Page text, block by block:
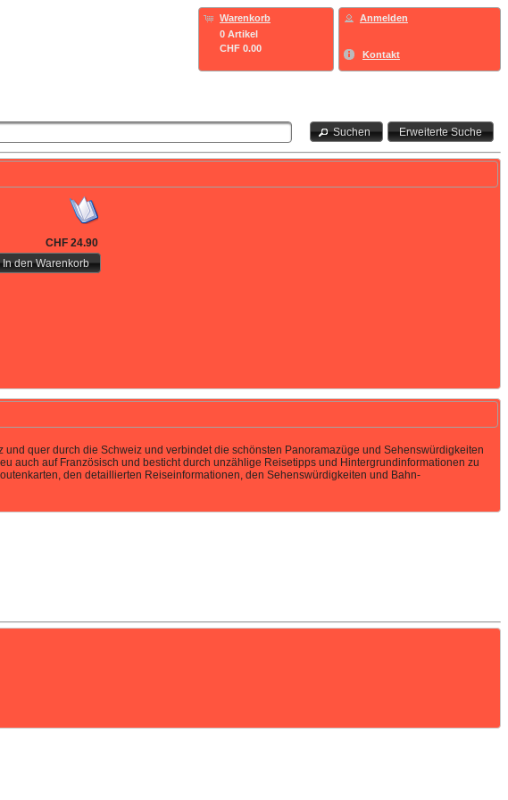
Warenkorb
0 Artikel
CHF 0.00
Anmelden
Kontakt
Suchen Erweiterte Suche
CHF 24.90
In den Warenkorb
quer durch die Schweiz und verbindet die schönsten Panoramazüge und Sehenswürdigkeiten
auch auf Französisch und besticht durch unzählige Reisetipps und Hintergrundinformationen zu
den detaillierten Reiseinformationen, den Sehenswürdigkeiten und Bahn-